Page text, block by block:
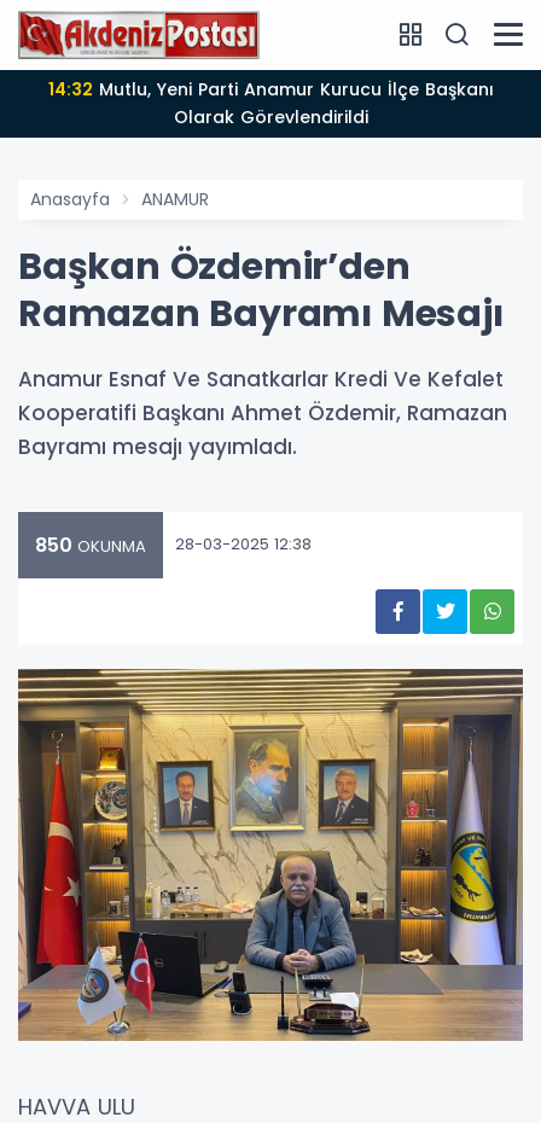
14:32
Olarak Görevlendirildi
Anasayfa ANAMUR
Başkan Özdemir’den
Ramazan Bayramı Mesajı
Anamur Esnaf Ve Sanatkarlar Kredi Ve Kefalet
Kooperatifi Başkanı Ahmet Özdemir, Ramazan
Bayramı mesajı yayımladı.
850 OKUNMA 28-03-2025 12:38
HAVVA ULU